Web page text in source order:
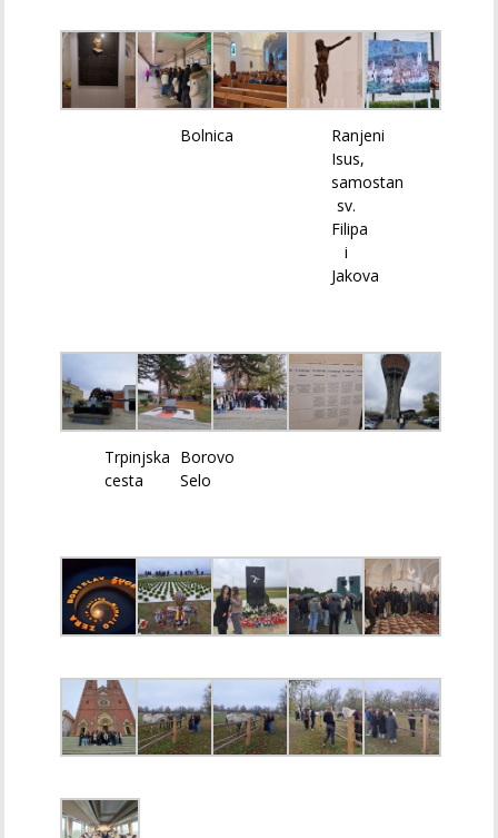
Bolnica
Ranjeni
Isus,
samostan
sv.
Filipa
i
Jakova
Trpinjska
cesta
Borovo
Selo